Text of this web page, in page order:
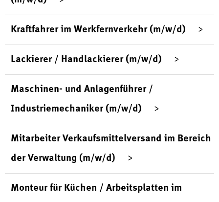
Kraftfahrer im Werkfernverkehr (m/w/d)
Lackierer / Handlackierer (m/w/d)
Maschinen- und Anlagenführer /
Industriemechaniker (m/w/d)
Mitarbeiter Verkaufsmittelversand im Bereich
der Verwaltung (m/w/d)
Monteur für Küchen / Arbeitsplatten im